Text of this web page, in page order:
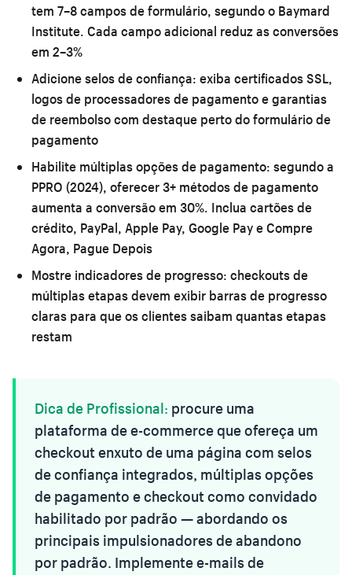
tem 7–8 campos de formulário, segundo o Baymard
Institute. Cada campo adicional reduz as conversões
em 2–3%
Adicione selos de confiança: exiba certificados SSL,
logos de processadores de pagamento e garantias
de reembolso com destaque perto do formulário de
pagamento
Habilite múltiplas opções de pagamento: segundo a
PPRO (2024), oferecer 3+ métodos de pagamento
aumenta a conversão em 30%. Inclua cartões de
crédito, PayPal, Apple Pay, Google Pay e Compre
Agora, Pague Depois
Mostre indicadores de progresso: checkouts de
múltiplas etapas devem exibir barras de progresso
claras para que os clientes saibam quantas etapas
restam
Dica de Profissional: procure uma
plataforma de e-commerce que ofereça um
checkout enxuto de uma página com selos
de confiança integrados, múltiplas opções
de pagamento e checkout como convidado
habilitado por padrão — abordando os
principais impulsionadores de abandono
por padrão. Implemente e-mails de